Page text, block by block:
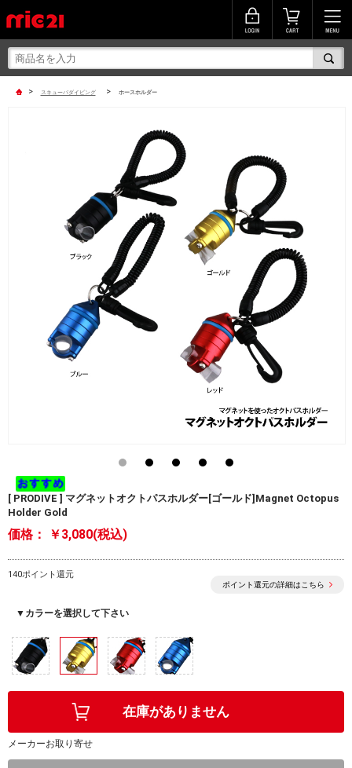
> スキューバダイビング > ホースホルダー
[ PRODIVE ] マグネットオクトパスホルダー[ゴールド]Magnet Octopus
Holder Gold
価格： ￥3,080(税込)
140ポイント還元
ポイント還元の詳細はこちら
▼カラーを選択して下さい
メーカーお取り寄せ